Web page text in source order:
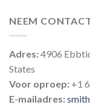
NEEM
Adres:4906
States
Voor oproep: +1
E-mailadres: